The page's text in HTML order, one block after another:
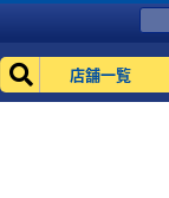
店舗一覧